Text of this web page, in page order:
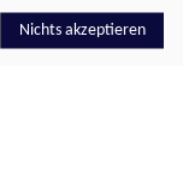
Nichts akzeptieren